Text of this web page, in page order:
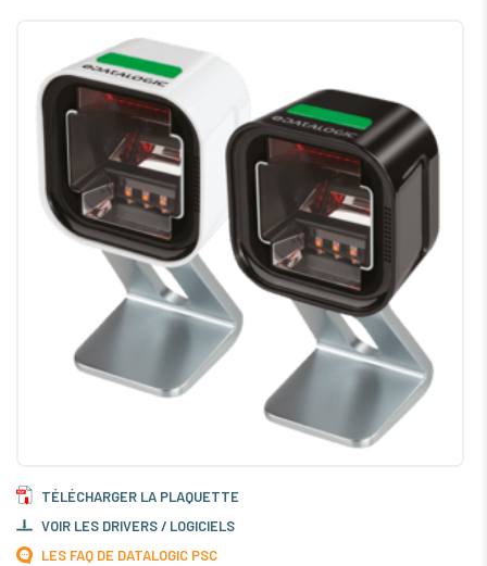
TÉLÉCHARGER LA PLAQUETTE
VOIR LES DRIVERS / LOGICIELS
LES FAQ DE DATALOGIC PSC